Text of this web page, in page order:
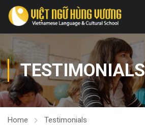
TESTIMONIALS
Home Testimonials